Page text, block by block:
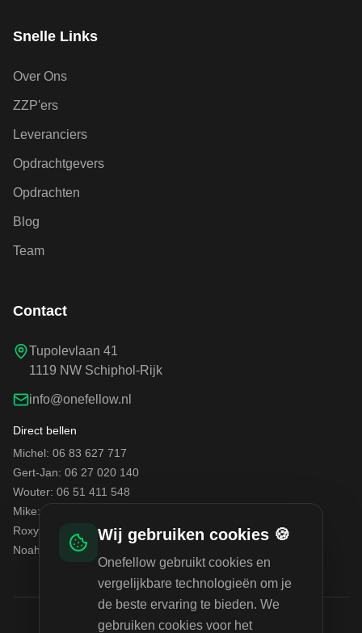
Snelle Links
Over Ons
ZZP'ers
Leveranciers
Opdrachtgevers
Opdrachten
Blog
Team
Contact
Tupolevlaan 41
1119 NW Schiphol-Rijk
info@onefellow.nl
Direct bellen
Michel: 06 83 627 717
Gert-Jan: 06 27 020 140
Wouter: 06 51 411 548
Mike: 06 42 710 392
Roxy: 06 10 599 199
Noah: 06 21 277 214
Wij gebruiken cookies 🍪
Onefellow gebruikt cookies en
vergelijkbare technologieën om je
de beste ervaring te bieden. We
gebruiken cookies voor het